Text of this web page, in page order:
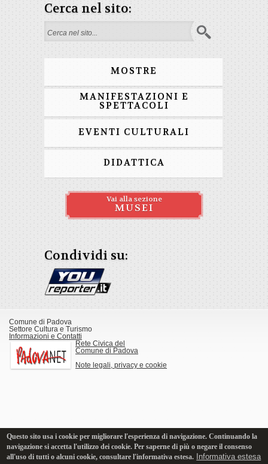
Cerca nel sito:
Form di ricerca
MOSTRE
MANIFESTAZIONI E
SPETTACOLI
EVENTI CULTURALI
DIDATTICA
Vai alla sezione
MUSEI
Condividi su:
Comune di Padova
Settore Cultura e Turismo
Informazioni e Contatti
Rete Civica del
Comune di Padova
Note legali, privacy e cookie
Questo sito usa i cookie per migliorare l'esperienza di navigazione. Continuando la
navigazione si accetta l'utilizzo dei cookie. Per saperne di più o negare il consenso
all'uso di tutti o alcuni cookie, consultare l'informativa estesa. Informativa estesa